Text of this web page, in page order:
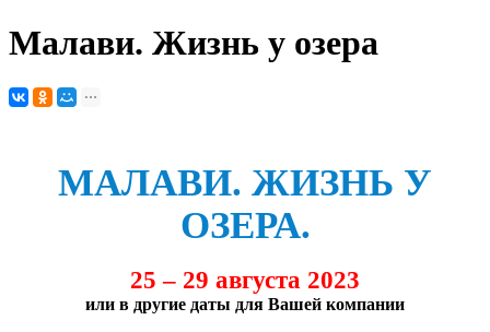
Малави. Жизнь у озера
МАЛАВИ. ЖИЗНЬ У
ОЗЕРА.
25 – 29 августа 2023
или в другие даты для Вашей компании